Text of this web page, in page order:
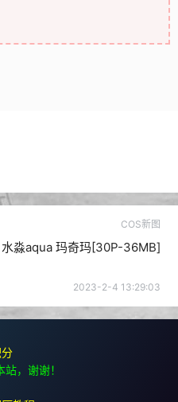
COS新图
水淼aqua 玛奇玛[30P-36MB]
2023-2-4 13:29:03
，谢谢！